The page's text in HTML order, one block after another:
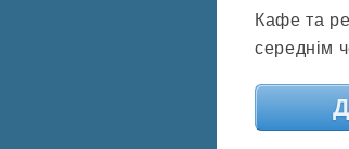
Кафе та
середнім